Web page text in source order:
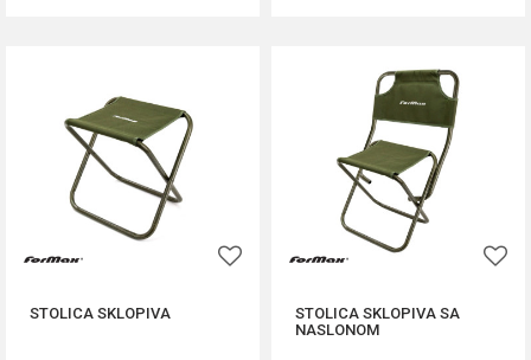
STOLICA SKLOPIVA
STOLICA SKLOPIVA SA
NASLONOM